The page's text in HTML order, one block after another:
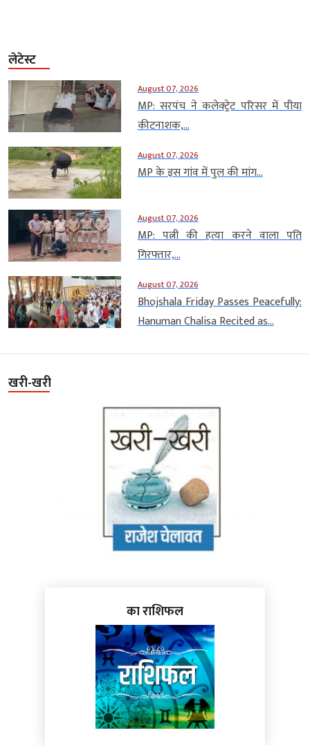
लेटेस्ट
August 07, 2026
MP: सरपंच ने कलेक्ट्रेट परिसर में पीया
कीटनाशक,...
August 07, 2026
MP के इस गांव में पुल की मांग...
August 07, 2026
MP: पत्नी की हत्या करने वाला पति
गिरफ्तार,...
August 07, 2026
Bhojshala Friday Passes Peacefully:
Hanuman Chalisa Recited as...
खरी-खरी
का राशिफल